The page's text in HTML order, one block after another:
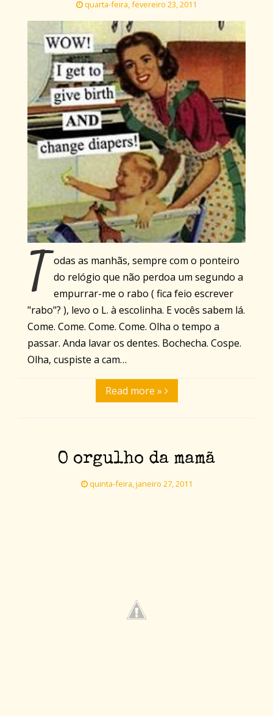
quarta-feira, fevereiro 23, 2011
T odas as manhãs, sempre com o ponteiro
do relógio que não perdoa um segundo a
empurrar-me o rabo ( fica feio escrever
"rabo"? ), levo o L. à escolinha. E vocês sabem lá.
Come. Come. Come. Come. Olha o tempo a
passar. Anda lavar os dentes. Bochecha. Cospe.
Olha, cuspiste a cam…
Read more »
O orgulho da mamã
quinta-feira, janeiro 27, 2011